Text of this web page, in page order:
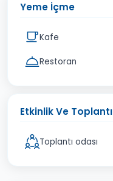
Yeme İçme
Kafe
Restoran
Etkinlik Ve Toplantı
Toplantı odası